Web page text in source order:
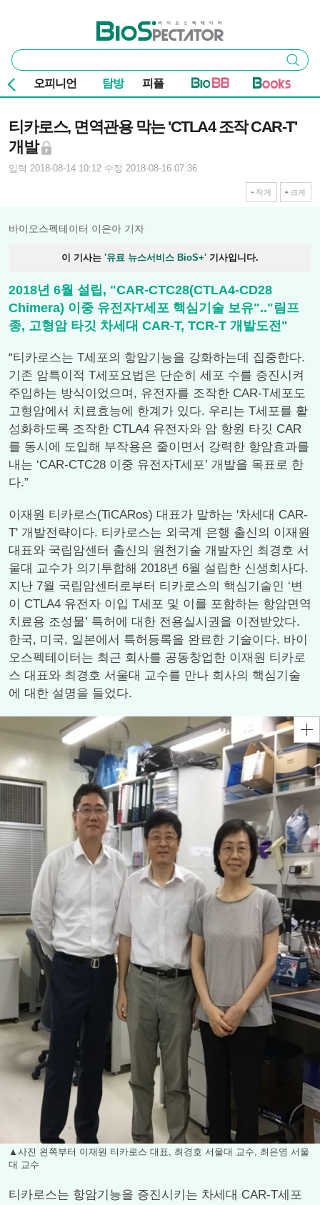
바이오스펙테이터
통
합
검
색
검색
오피니언 탐방 피플
티카로스, 면역관용 막는 'CTLA4 조작 CAR-T'
개발
입력 2018-08-14 10:12 수정 2018-08-16 07:36
작게 크게
바이오스펙테이터 이은아 기자
이 기사는 '유료 뉴스서비스 BioS+' 기사입니다.
2018년 6월 설립, "CAR-CTC28(CTLA4-CD28
Chimera) 이중 유전자T세포 핵심기술 보유".."림프
종, 고형암 타깃 차세대 CAR-T, TCR-T 개발도전"
“티카로스는 T세포의 항암기능을 강화하는데 집중한다.
기존 암특이적 T세포요법은 단순히 세포 수를 증진시켜
주입하는 방식이었으며, 유전자를 조작한 CAR-T세포도
고형암에서 치료효능에 한계가 있다. 우리는 T세포를 활
성화하도록 조작한 CTLA4 유전자와 암 항원 타깃 CAR
를 동시에 도입해 부작용은 줄이면서 강력한 항암효과를
내는 ‘CAR-CTC28 이중 유전자T세포’ 개발을 목표로 한
다.”
이재원 티카로스(TiCARos) 대표가 말하는 '차세대 CAR-
T' 개발전략이다. 티카로스는 외국계 은행 출신의 이재원
대표와 국립암센터 출신의 원천기술 개발자인 최경호 서
울대 교수가 의기투합해 2018년 6월 설립한 신생회사다.
지난 7월 국립암센터로부터 티카로스의 핵심기술인 ‘변
이 CTLA4 유전자 이입 T세포 및 이를 포함하는 항암면역
치료용 조성물’ 특허에 대한 전용실시권을 이전받았다.
한국, 미국, 일본에서 특허등록을 완료한 기술이다. 바이
오스펙테이터는 최근 회사를 공동창업한 이재원 티카로
스 대표와 최경호 서울대 교수를 만나 회사의 핵심기술
에 대한 설명을 들었다.
▲사진 왼쪽부터 이재원 티카로스 대표, 최경호 서울대 교수, 최은영 서울
대 교수
티카로스는 항암기능을 증진시키는 차세대 CAR-T세포